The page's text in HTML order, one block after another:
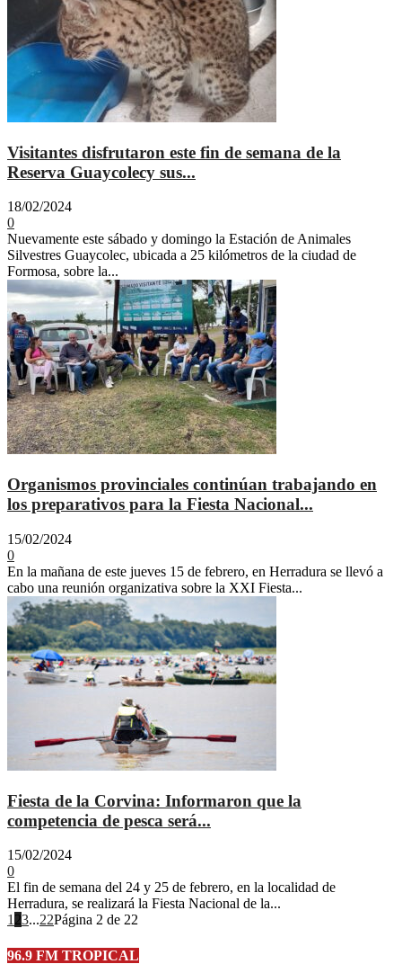
Visitantes disfrutaron este fin de semana de la
Reserva Guaycolecy sus...
18/02/2024
0
Nuevamente este sábado y domingo la Estación de Animales
Silvestres Guaycolec, ubicada a 25 kilómetros de la ciudad de
Formosa, sobre la...
Organismos provinciales continúan trabajando en
los preparativos para la Fiesta Nacional...
15/02/2024
0
En la mañana de este jueves 15 de febrero, en Herradura se llevó a
cabo una reunión organizativa sobre la XXI Fiesta...
Fiesta de la Corvina: Informaron que la
competencia de pesca será...
15/02/2024
0
El fin de semana del 24 y 25 de febrero, en la localidad de
Herradura, se realizará la Fiesta Nacional de la...
1 23...22Página 2 de 22
96.9 FM TROPICAL